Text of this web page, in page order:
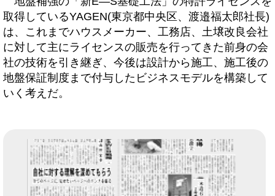
取得しているYAGEN(東京都中央区、渡邉福太郎社長)
は、これまでハウスメーカー、工務店、土壌改良会社
に対して主にライセンスの販売を行ってきた前身の会
社の技術を引き継ぎ、今後は設計から施工、施工後の
地盤保証制度まで付与したビジネスモデルを構築して
いく考えだ。